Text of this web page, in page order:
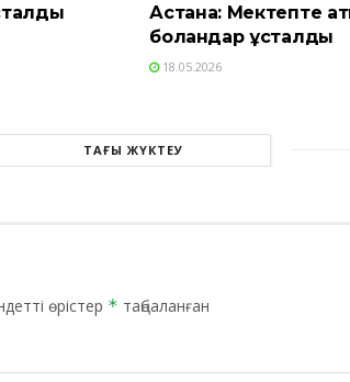
Астана: Мектепте
болғандар ұсталды
18.05.2026
ТАҒЫ ЖҮКТЕУ
өрістер * таңбаланған